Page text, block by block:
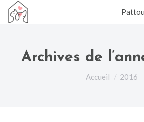
Archives de
Vous êtes ici :
Accueil 2016